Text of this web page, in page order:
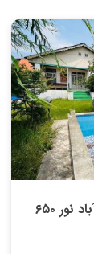
خرید ویلا باغ حاجی آباد نور ۶۵۰